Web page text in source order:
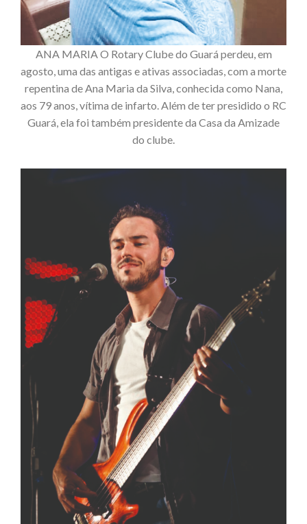
ANA MARIA O Rotary Clube do Guará perdeu, em
agosto, uma das antigas e ativas associadas, com a morte
repentina de Ana Maria da Silva, conhecida como Nana,
aos 79 anos, vítima de infarto. Além de ter presidido o RC
Guará, ela foi também presidente da Casa da Amizade
do clube.